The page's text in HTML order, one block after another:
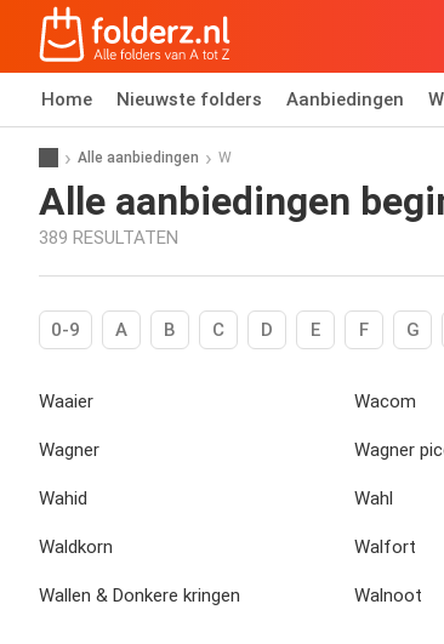
Home Nieuwste folders Aanbiedingen
Alle aanbiedingen W
Alle aanbiedingen
389 RESULTATEN
0-9 A B C D E F G
Waaier Wacom
Wagner Wagner
Wahid Wahl
Waldkorn Walfort
Wallen & Donkere kringen Walnoot